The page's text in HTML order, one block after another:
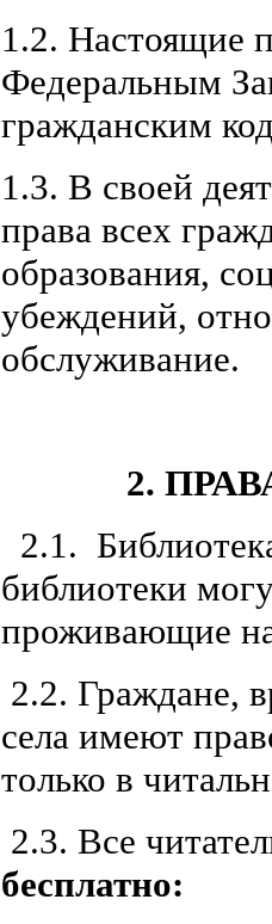
1.2. Настоящие
Федеральным
гражданским
1.3. В своей
права всех
образования,
убеждений,
обслуживание.
2.
2.1.
библиотеки
проживающие
2.2. Граждане,
села имеют
только в
2.3. Все
бесплатно: